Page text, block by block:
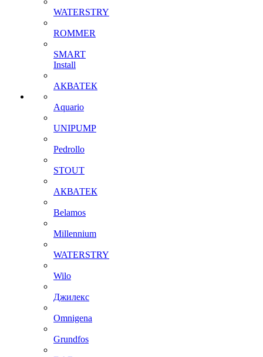
WATERSTRY
ROMMER
SMART
Install
АКВАТЕК
Aquario
UNIPUMP
Pedrollo
STOUT
АКВАТЕК
Belamos
Millennium
WATERSTRY
Wilo
Джилекс
Omnigena
Grundfos